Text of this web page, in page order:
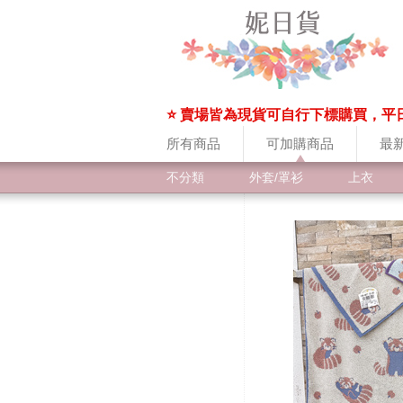
所有商品 可加購商品 最
⭐ 賣場皆為現貨可自行下標購買，平
不分類 外套/罩衫 上衣